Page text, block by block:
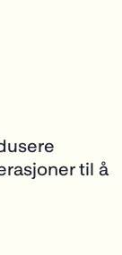
til å